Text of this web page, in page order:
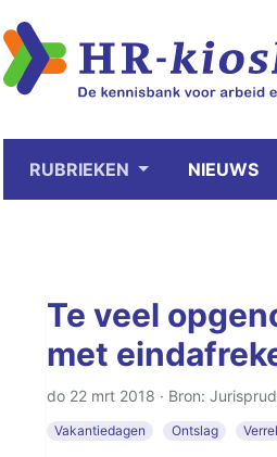
RUBRIEKEN NIEUWS
Te veel
met
do 22 mrt 2018 · Bron:
Vakantiedagen Ontslag